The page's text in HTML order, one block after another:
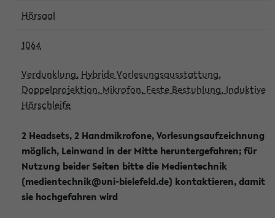
Hörsaal
1064
Verdunklung, Hybride Vorlesungsausstattung,
Doppelprojektion, Mikrofon, Feste Bestuhlung, Induktive
Hörschleife
2 Headsets, 2 Handmikrofone, Vorlesungsaufzeichnung
möglich, Leinwand in der Mitte heruntergefahren; für
Nutzung beider Seiten bitte die Medientechnik
(medientechnik@uni-bielefeld.de) kontaktieren, damit
sie hochgefahren wird